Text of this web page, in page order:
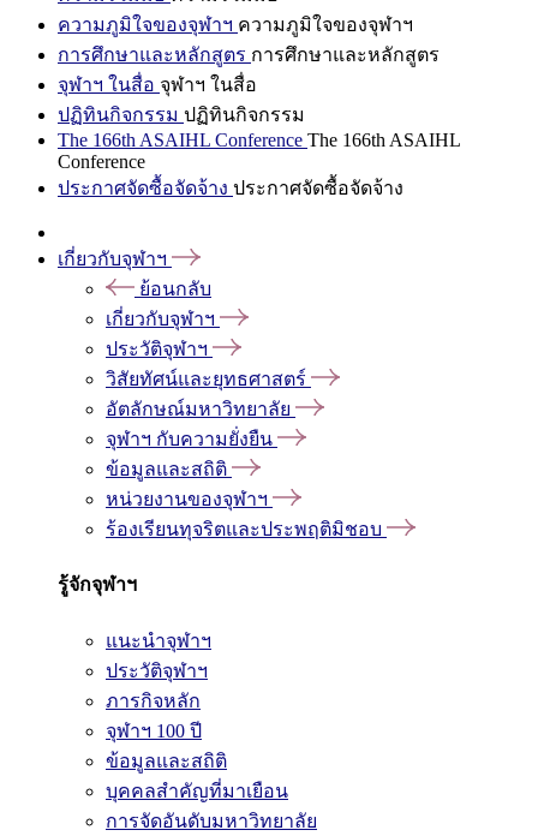
ความภูมิใจของจุฬาฯ ความภูมิใจของจุฬาฯ
การศึกษาและหลักสูตร การศึกษาและหลักสูตร
จุฬาฯ ในสื่อ จุฬาฯ ในสื่อ
ปฏิทินกิจกรรม ปฏิทินกิจกรรม
The 166th ASAIHL Conference The 166th ASAIHL
Conference
ประกาศจัดซื้อจัดจ้าง ประกาศจัดซื้อจัดจ้าง
เกี่ยวกับจุฬาฯ
ย้อนกลับ
เกี่ยวกับจุฬาฯ
ประวัติจุฬาฯ
วิสัยทัศน์และยุทธศาสตร์
อัตลักษณ์มหาวิทยาลัย
จุฬาฯ กับความยั่งยืน
ข้อมูลและสถิติ
หน่วยงานของจุฬาฯ
ร้องเรียนทุจริตและประพฤติมิชอบ
รู้จักจุฬาฯ
แนะนำจุฬาฯ
ประวัติจุฬาฯ
ภารกิจหลัก
จุฬาฯ 100 ปี
ข้อมูลและสถิติ
บุคคลสำคัญที่มาเยือน
การจัดอันดับมหาวิทยาลัย